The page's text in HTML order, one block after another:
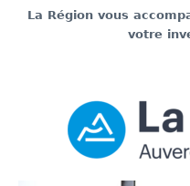
La Région vous
votre